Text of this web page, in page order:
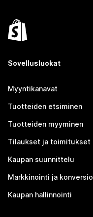
Sovellusluokat
Myyntikanavat
Tuotteiden etsiminen
Tuotteiden myyminen
Tilaukset ja toimitukset
Kaupan suunnittelu
Markkinointi ja konversio
Kaupan hallinnointi